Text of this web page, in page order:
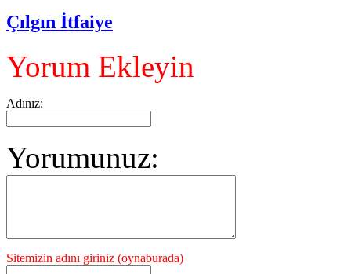
Çılgın İtfaiye
Yorum Ekleyin
Adınız:
Yorumunuz:
Sitemizin adını giriniz (oynaburada)